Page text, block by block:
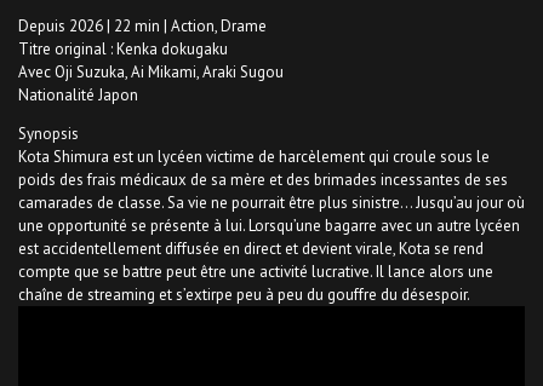
Depuis 2026 | 22 min | Action, Drame
Titre original : Kenka dokugaku
Avec Oji Suzuka, Ai Mikami, Araki Sugou
Nationalité Japon
Synopsis
Kota Shimura est un lycéen victime de harcèlement qui croule sous le
poids des frais médicaux de sa mère et des brimades incessantes de ses
camarades de classe. Sa vie ne pourrait être plus sinistre… Jusqu’au jour où
une opportunité se présente à lui. Lorsqu’une bagarre avec un autre lycéen
est accidentellement diffusée en direct et devient virale, Kota se rend
compte que se battre peut être une activité lucrative. Il lance alors une
chaîne de streaming et s’extirpe peu à peu du gouffre du désespoir.